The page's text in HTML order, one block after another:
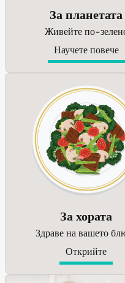
За планетата
Живейте по-
Научете повече
За хората
Здраве на вашето
Открийте